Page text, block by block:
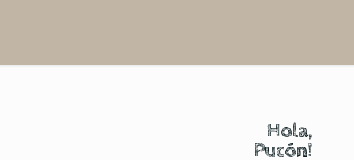
Hola,
Pucón!